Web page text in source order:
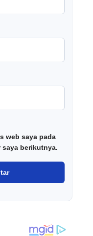
web saya pada
berikutnya.